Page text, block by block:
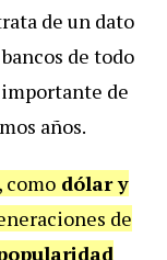
de un dato
de todo
de
años.
como dólar y
de